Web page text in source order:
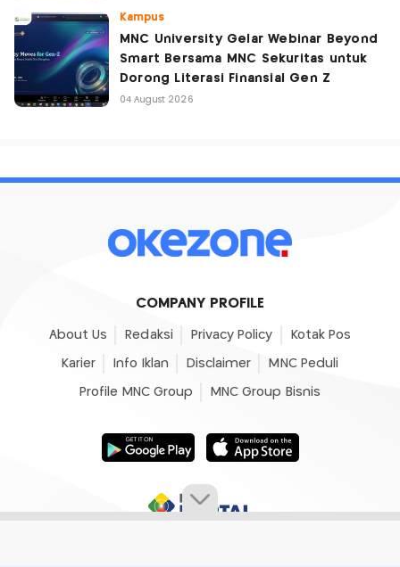
Kampus
MNC University Gelar Webinar Beyond
Smart Bersama MNC Sekuritas untuk
Dorong Literasi Finansial Gen Z
04 August 2026
COMPANY PROFILE
About Us Redaksi Privacy Policy Kotak Pos
Karier Info Iklan Disclaimer MNC Peduli
Profile MNC Group MNC Group Bisnis